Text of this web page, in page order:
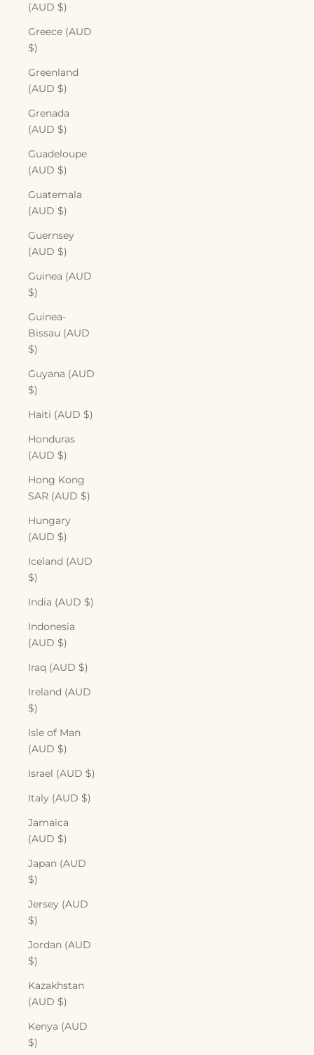
(AUD $)
Greece (AUD
$)
Greenland
(AUD $)
Grenada
(AUD $)
Guadeloupe
(AUD $)
Guatemala
(AUD $)
Guernsey
(AUD $)
Guinea (AUD
$)
Guinea-
Bissau (AUD
$)
Guyana (AUD
$)
Haiti (AUD $)
Honduras
(AUD $)
Hong Kong
SAR (AUD $)
Hungary
(AUD $)
Iceland (AUD
$)
India (AUD $)
Indonesia
(AUD $)
Iraq (AUD $)
Ireland (AUD
$)
Isle of Man
(AUD $)
Israel (AUD $)
Italy (AUD $)
Jamaica
(AUD $)
Japan (AUD
$)
Jersey (AUD
$)
Jordan (AUD
$)
Kazakhstan
(AUD $)
Kenya (AUD
$)